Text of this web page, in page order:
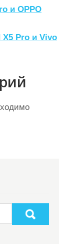
и OPPO
Pro и Vivo